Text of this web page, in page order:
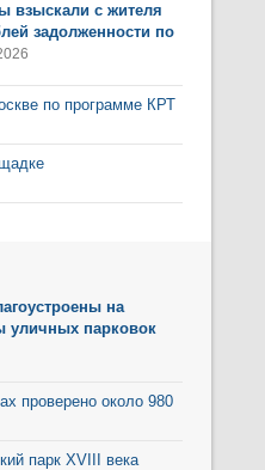
взыскали с жителя
задолженности по
по программе КРТ
на
уличных парковок
проверено около 980
парк XVIII века